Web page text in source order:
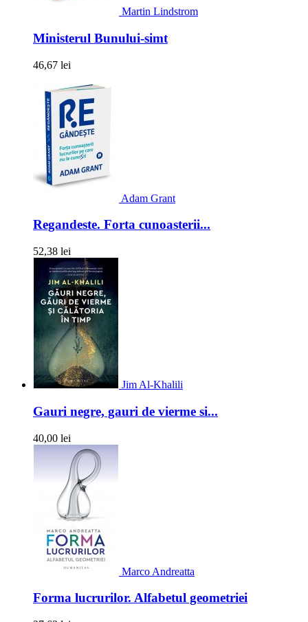
Martin Lindstrom
Ministerul Bunului-simt
46,67 lei
Adam Grant
Regandeste. Forta cunoasterii...
52,38 lei
Jim Al-Khalili
Gauri negre, gauri de vierme si...
40,00 lei
Marco Andreatta
Forma lucrurilor. Alfabetul geometriei